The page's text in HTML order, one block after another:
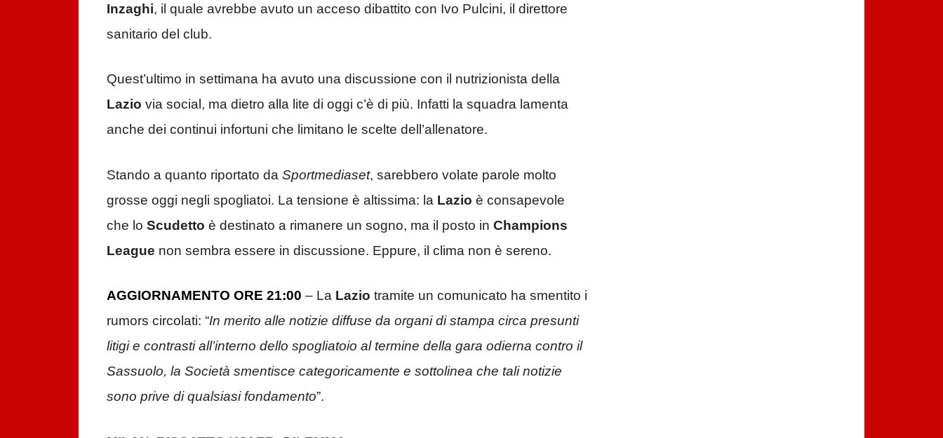
Inzaghi, il quale avrebbe avuto un acceso dibattito con Ivo Pulcini, il direttore
sanitario del club.
Quest’ultimo in settimana ha avuto una discussione con il nutrizionista della
Lazio via social, ma dietro alla lite di oggi c’è di più. Infatti la squadra lamenta
anche dei continui infortuni che limitano le scelte dell’allenatore.
Stando a quanto riportato da Sportmediaset, sarebbero volate parole molto
grosse oggi negli spogliatoi. La tensione è altissima: la Lazio è consapevole
che lo Scudetto è destinato a rimanere un sogno, ma il posto in Champions
League non sembra essere in discussione. Eppure, il clima non è sereno.
AGGIORNAMENTO ORE 21:00 – La Lazio tramite un comunicato ha smentito i
rumors circolati: “In merito alle notizie diffuse da organi di stampa circa presunti
litigi e contrasti all’interno dello spogliatoio al termine della gara odierna contro il
Sassuolo, la Società smentisce categoricamente e sottolinea che tali notizie
sono prive di qualsiasi fondamento”.